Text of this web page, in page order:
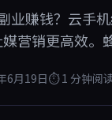
业赚钱？云手
营销更高效。
6月19日⏱ 1 分钟阅